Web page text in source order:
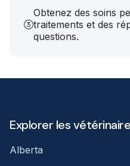
Obtenez des soins
traitements et des
questions.
Explorer les
Alberta